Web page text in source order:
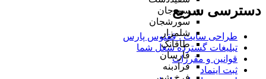
سودجان
سورشجان
شلمزار
طاقانک
فارسان
فرادبنه
دسترسی سریع
طراحی سایت :‌ ققنوس پارس
تبلیغات گسترده شغل شما
قوانین و مقررات
ثبت اینماد